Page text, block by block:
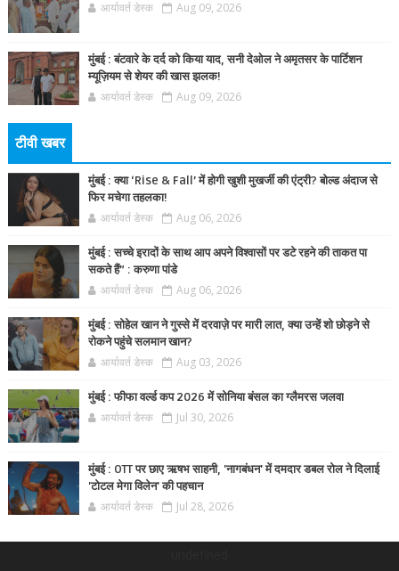
आर्यावर्त डेस्क Aug 09, 2026
मुंबई : बंटवारे के दर्द को किया याद, सनी देओल ने अमृतसर के पार्टिशन
म्यूज़ियम से शेयर की खास झलक!
आर्यावर्त डेस्क Aug 09, 2026
टीवी खबर
मुंबई : क्या ‘Rise & Fall’ में होगी खुशी मुखर्जी की एंट्री? बोल्ड अंदाज से
फिर मचेगा तहलका!
आर्यावर्त डेस्क Aug 06, 2026
मुंबई : सच्चे इरादों के साथ आप अपने विश्वासों पर डटे रहने की ताकत पा
सकते हैं” : करुणा पांडे
आर्यावर्त डेस्क Aug 06, 2026
मुंबई : सोहेल खान ने गुस्से में दरवाज़े पर मारी लात, क्या उन्हें शो छोड़ने से
रोकने पहुंचे सलमान खान?
आर्यावर्त डेस्क Aug 03, 2026
मुंबई : फीफा वर्ल्ड कप 2026 में सोनिया बंसल का ग्लैमरस जलवा
आर्यावर्त डेस्क Jul 30, 2026
मुंबई : OTT पर छाए ऋषभ साहनी, 'नागबंधन' में दमदार डबल रोल ने दिलाई
'टोटल मेगा विलेन' की पहचान
आर्यावर्त डेस्क Jul 28, 2026